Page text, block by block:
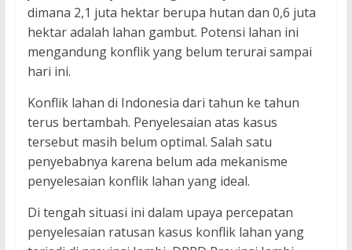
dimana 2,1 juta hektar berupa hutan dan 0,6 juta
hektar adalah lahan gambut. Potensi lahan ini
mengandung konflik yang belum terurai sampai
hari ini.
Konflik lahan di Indonesia dari tahun ke tahun
terus bertambah. Penyelesaian atas kasus
tersebut masih belum optimal. Salah satu
penyebabnya karena belum ada mekanisme
penyelesaian konflik lahan yang ideal.
Di tengah situasi ini dalam upaya percepatan
penyelesaian ratusan kasus konflik lahan yang